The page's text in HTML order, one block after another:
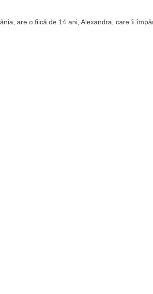
are o fiică de 14 ani, Alexandra, care îi